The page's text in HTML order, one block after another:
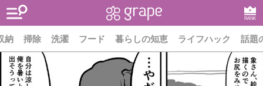
RANK
納 掃除 洗濯 フード 暮らしの知恵 ライフハック 話題